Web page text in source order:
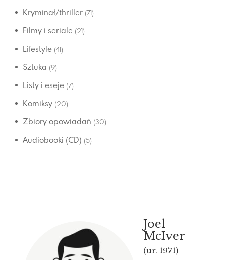
Kryminał/thriller (71)
Filmy i seriale (21)
Lifestyle (41)
Sztuka (9)
Listy i eseje (7)
Komiksy (20)
Zbiory opowiadań (30)
Audiobooki (CD) (5)
Joel
McIver
(ur. 1971)